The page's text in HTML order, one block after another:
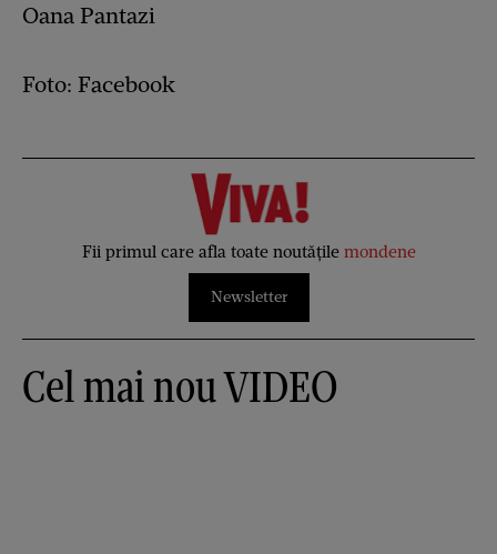
Oana Pantazi
Foto: Facebook
Fii primul care afla toate noutățile mondene
Newsletter
Cel mai nou VIDEO